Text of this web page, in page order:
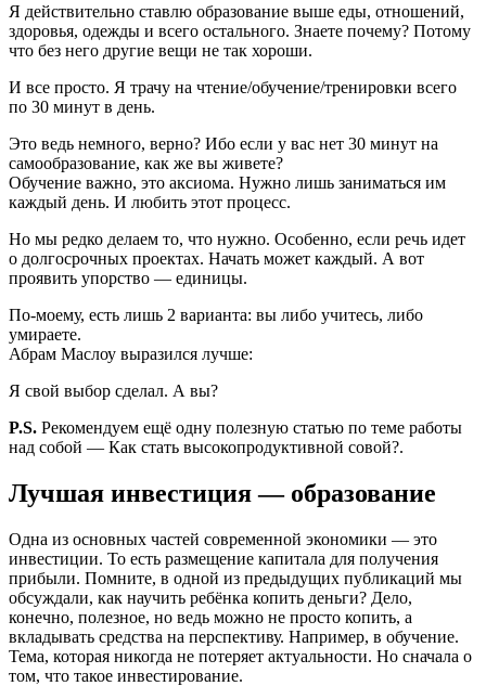
Я действительно ставлю образование выше еды, отношений,
здоровья, одежды и всего остального. Знаете почему? Потому
что без него другие вещи не так хороши.
И все просто. Я трачу на чтение/обучение/тренировки всего
по 30 минут в день.
Это ведь немного, верно? Ибо если у вас нет 30 минут на
самообразование, как же вы живете?
Обучение важно, это аксиома. Нужно лишь заниматься им
каждый день. И любить этот процесс.
Но мы редко делаем то, что нужно. Особенно, если речь идет
о долгосрочных проектах. Начать может каждый. А вот
проявить упорство — единицы.
По-моему, есть лишь 2 варианта: вы либо учитесь, либо
умираете.
Абрам Маслоу выразился лучше:
Я свой выбор сделал. А вы?
P.S. Рекомендуем ещё одну полезную статью по теме работы
над собой — Как стать высокопродуктивной совой?.
Лучшая инвестиция — образование
Одна из основных частей современной экономики — это
инвестиции. То есть размещение капитала для получения
прибыли. Помните, в одной из предыдущих публикаций мы
обсуждали, как научить ребёнка копить деньги? Дело,
конечно, полезное, но ведь можно не просто копить, а
вкладывать средства на перспективу. Например, в обучение.
Тема, которая никогда не потеряет актуальности. Но сначала о
том, что такое инвестирование.